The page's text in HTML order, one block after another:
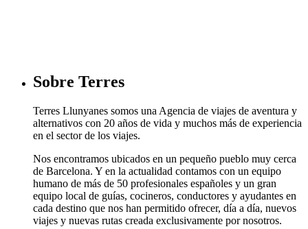
Sobre Terres
Terres Llunyanes somos una Agencia de viajes de aventura y
alternativos con 20 años de vida y muchos más de experiencia
en el sector de los viajes.
Nos encontramos ubicados en un pequeño pueblo muy cerca
de Barcelona. Y en la actualidad contamos con un equipo
humano de más de 50 profesionales españoles y un gran
equipo local de guías, cocineros, conductores y ayudantes en
cada destino que nos han permitido ofrecer, día a día, nuevos
viajes y nuevas rutas creada exclusivamente por nosotros.